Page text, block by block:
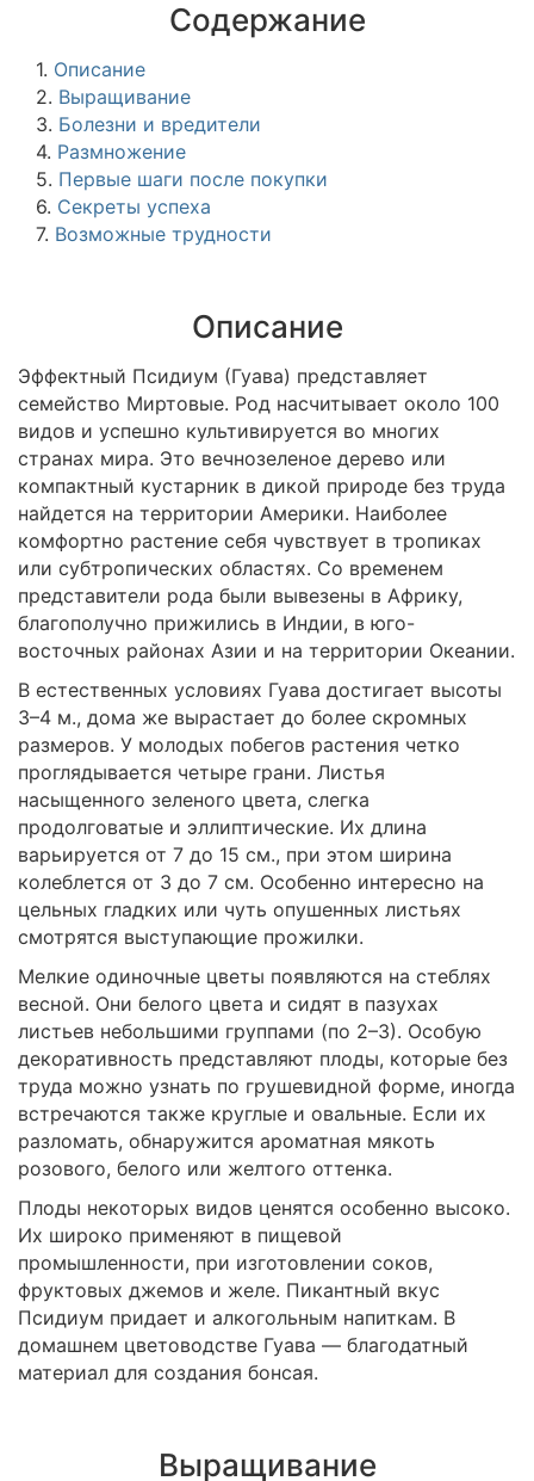
Содержание
1. Описание
2. Выращивание
3. Болезни и вредители
4. Размножение
5. Первые шаги после покупки
6. Секреты успеха
7. Возможные трудности
Описание
Эффектный Псидиум (Гуава) представляет
семейство Миртовые. Род насчитывает около 100
видов и успешно культивируется во многих
странах мира. Это вечнозеленое дерево или
компактный кустарник в дикой природе без труда
найдется на территории Америки. Наиболее
комфортно растение себя чувствует в тропиках
или субтропических областях. Со временем
представители рода были вывезены в Африку,
благополучно прижились в Индии, в юго-
восточных районах Азии и на территории Океании.
В естественных условиях Гуава достигает высоты
3–4 м., дома же вырастает до более скромных
размеров. У молодых побегов растения четко
проглядывается четыре грани. Листья
насыщенного зеленого цвета, слегка
продолговатые и эллиптические. Их длина
варьируется от 7 до 15 см., при этом ширина
колеблется от 3 до 7 см. Особенно интересно на
цельных гладких или чуть опушенных листьях
смотрятся выступающие прожилки.
Мелкие одиночные цветы появляются на стеблях
весной. Они белого цвета и сидят в пазухах
листьев небольшими группами (по 2–3). Особую
декоративность представляют плоды, которые без
труда можно узнать по грушевидной форме, иногда
встречаются также круглые и овальные. Если их
разломать, обнаружится ароматная мякоть
розового, белого или желтого оттенка.
Плоды некоторых видов ценятся особенно высоко.
Их широко применяют в пищевой
промышленности, при изготовлении соков,
фруктовых джемов и желе. Пикантный вкус
Псидиум придает и алкогольным напиткам. В
домашнем цветоводстве Гуава — благодатный
материал для создания бонсая.
Выращивание